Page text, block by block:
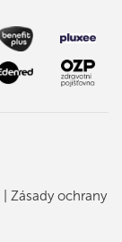
Zásady ochrany